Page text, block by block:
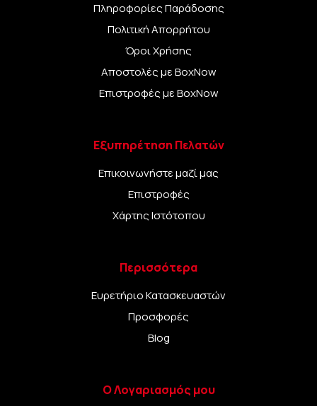
Πληροφορίες Παράδοσης
Πολιτική Απορρήτου
Όροι Χρήσης
Αποστολές με BoxNow
Επιστροφές με BoxNow
Εξυπηρέτηση Πελατών
Επικοινωνήστε μαζί μας
Επιστροφές
Χάρτης Ιστότοπου
Περισσότερα
Ευρετήριο Κατασκευαστών
Προσφορές
Blog
Ο Λογαριασμός μου